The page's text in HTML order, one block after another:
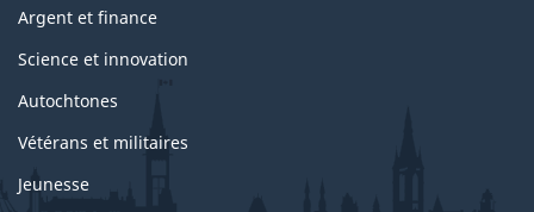
Argent et finance
Science et innovation
Autochtones
Vétérans et militaires
Jeunesse